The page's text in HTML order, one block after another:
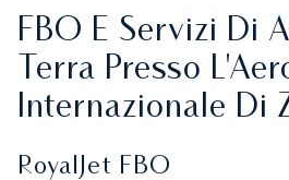
FBO E Servizi Di
Terra Presso
Internazionale Di
RoyalJet FBO